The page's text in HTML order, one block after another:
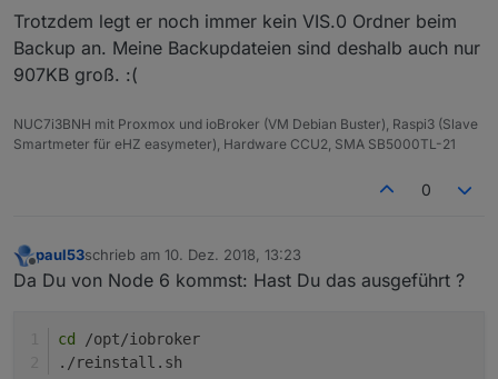
Trotzdem legt er noch immer kein VIS.0 Ordner beim
Backup an. Meine Backupdateien sind deshalb auch nur
907KB groß. :(
NUC7i3BNH mit Proxmox und ioBroker (VM Debian Buster), Raspi3 (Slave
Smartmeter für eHZ easymeter), Hardware CCU2, SMA SB5000TL-21
0
Offline
paul53schrieb am 10. Dez. 2018, 13:23
zuletzt editiert von
Da Du von Node 6 kommst: Hast Du das ausgeführt ?
cd
/opt/iobroker
./reinstall.sh